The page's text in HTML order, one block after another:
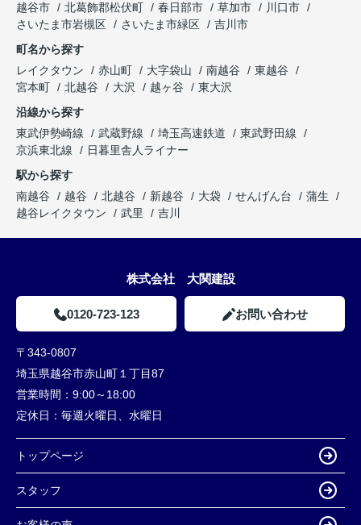
越谷市
北葛飾郡松伏町 春日部市 草加市
川口市
さいたま市岩槻区
さいたま市緑区
吉川市
町名から探す
レイクタウン
赤山町 大字袋山 南越谷
東越谷
宮本町
北越谷 大沢 越ヶ谷
東大沢
沿線から探す
東武伊勢崎線
武蔵野線 埼玉高速鉄道
東武野田線
京浜東北線
日暮里舎人ライナー
駅から探す
南越谷
越谷 北越谷 新越谷 大袋 せんげん台
蒲生
越谷レイクタウン
武里 吉川
株式会社 大関建設
0120-723-123 お問い合わせ
〒343-0807
埼玉県越谷市赤山町１丁目87
営業時間： 9:00～18:00
定休日： 毎週火曜日、水曜日
トップページ
スタッフ